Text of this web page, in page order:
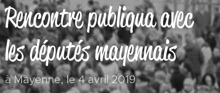
Rencontre publiqua avec
les députés mayennais
à Mayenne, le 4 avril 2019